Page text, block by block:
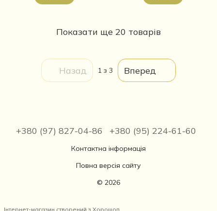
Показати ще 20 товарів
Назад 1 з 3 Вперед
+380 (97) 827-04-86 +380 (95) 224-61-60
Контактна інформація
Повна версія сайту
© 2026
Інтернет-магазин створений з Хорошоп